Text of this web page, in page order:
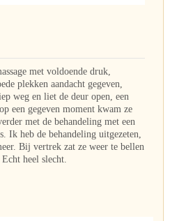
met voldoende druk,
plekken aandacht gegeven,
weg en liet de deur open, een
een gegeven moment kwam ze
met de behandeling met een
Ik heb de behandeling uitgezeten,
Bij vertrek zat ze weer te bellen
heel slecht.